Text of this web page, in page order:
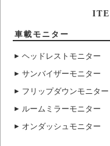
車載モニター
ヘッドレストモニター
サンバイザーモニター
フリップダウンモニター
ルームミラーモニター
オンダッシュモニター